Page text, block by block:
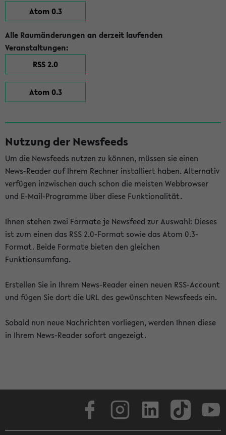
Atom 0.3
Alle Raumänderungen an derzeit laufenden
Veranstaltungen:
RSS 2.0
Atom 0.3
Nutzung der Newsfeeds
Um die Newsfeeds nutzen zu können, müssen sie einen
News-Reader auf Ihrem Rechner installiert haben. Alternativ
verfügen inzwischen auch schon die meisten Webbrowser
und E-Mail-Programme über diese Funktionalität.
Ihnen stehen zwei Formate je Newsfeed zur Auswahl: Dieses
ist zum einen das RSS 2.0-Format sowie das Atom 0.3-
Format. Beide Formate bieten den gleichen
Funktionsumfang.
Erstellen Sie in Ihrem News-Reader einen neuen RSS-Account
und fügen Sie dort die URL des gewünschten Newsfeeds ein.
Sobald nun neue Nachrichten vorliegen, werden Ihnen diese
in Ihrem News-Reader sofort angezeigt.